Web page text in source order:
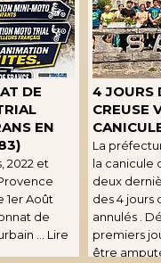
DE
EN
2022 et
1er Août
de
... Lire
4 JOURS
CREUSE
La
la canicule
deux
des 4 jours
annulés .
premiers
être